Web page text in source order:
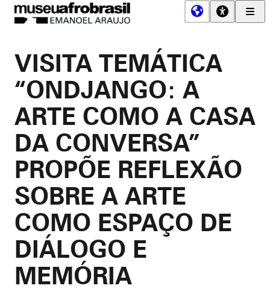
Brasil
VISITA TEMÁTICA
“ONDJANGO: A
ARTE COMO A CASA
DA CONVERSA”
PROPÕE REFLEXÃO
SOBRE A ARTE
COMO ESPAÇO DE
DIÁLOGO E
MEMÓRIA